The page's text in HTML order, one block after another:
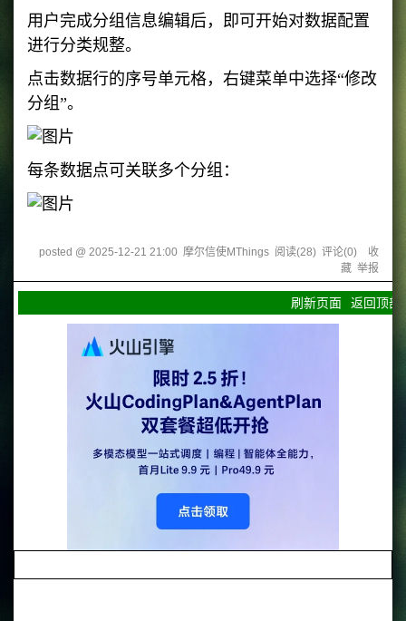
用户完成分组信息编辑后，即可开始对数据配置
进行分类规整。
点击数据行的序号单元格，右键菜单中选择“修改
分组”。
每条数据点可关联多个分组：
posted @ 2025-12-21 21:00 摩尔信使MThings 阅读(28) 评论(0) 收
藏 举报
刷新页面 返回顶部